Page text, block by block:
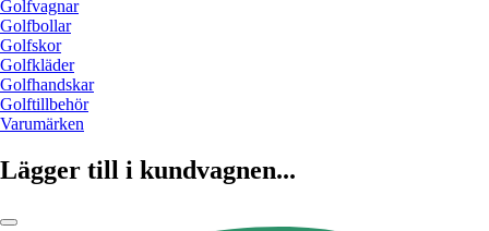
Golfvagnar
Golfbollar
Golfskor
Golfkläder
Golfhandskar
Golftillbehör
Varumärken
Lägger till i kundvagnen...